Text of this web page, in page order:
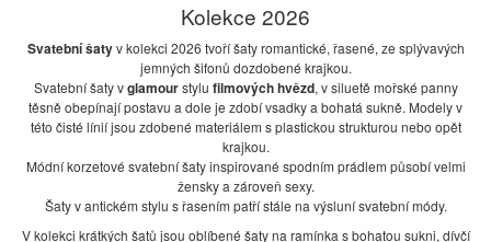
Kolekce 2026
Svatební šatyv kolekci 2026 tvoří šaty romantické, řasené, ze splývavých
jemných šifonů dozdobené krajkou.
Svatební šaty vglamourstylu filmových hvězd, v siluetě mořské panny
těsně obepínají postavu a dole je zdobí vsadky a bohatá sukně. Modely v
této čisté línií jsou zdobené materiálem s plastickou strukturou nebo opět
krajkou.
Módní korzetové svatební šaty inspirované spodním prádlem působí velmi
žensky a zároveň sexy.
Šaty v antickém stylu s řasením patří stále na výsluní svatební módy.
V kolekci krátkých šatů jsou oblíbené šaty na ramínka s bohatou sukni, dívčí